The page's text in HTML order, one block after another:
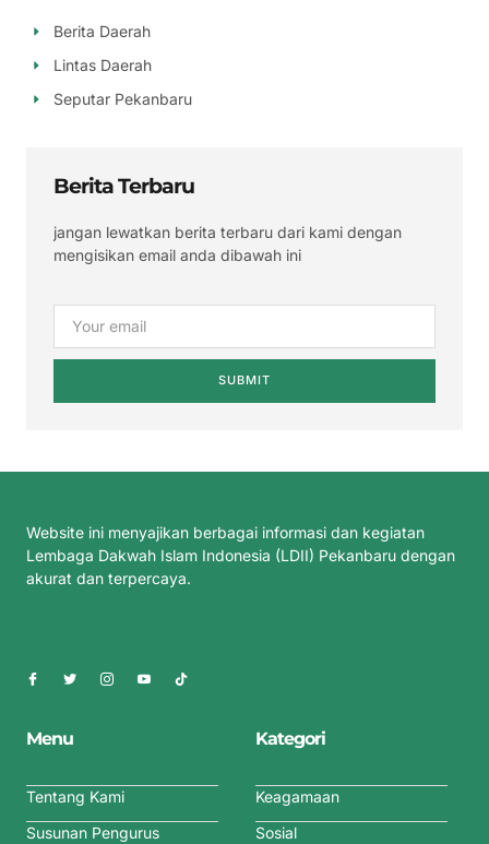
Berita Daerah
Lintas Daerah
Seputar Pekanbaru
Berita Terbaru
jangan lewatkan berita terbaru dari kami dengan
mengisikan email anda dibawah ini
SUBMIT
Website ini menyajikan berbagai informasi dan kegiatan
Lembaga Dakwah Islam Indonesia (LDII) Pekanbaru dengan
akurat dan terpercaya.
Menu
Tentang Kami
Susunan Pengurus
Kategori
Keagamaan
Sosial